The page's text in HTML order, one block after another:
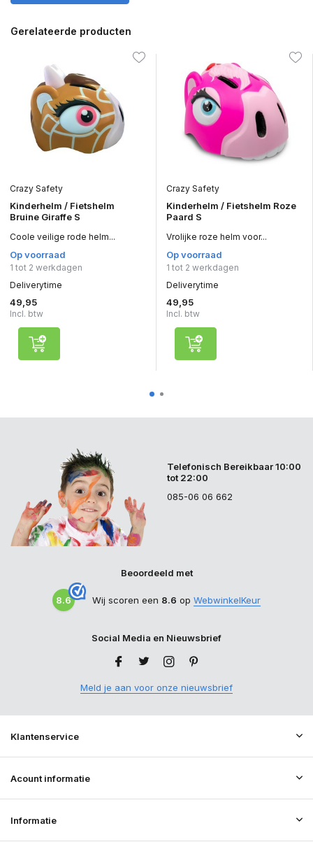
Gerelateerde producten
Crazy Safety
Kinderhelm / Fietshelm
Bruine Giraffe S
Coole veilige rode helm...
Op voorraad
1 tot 2 werkdagen
Deliverytime
49,95
Incl. btw
Crazy Safety
Kinderhelm / Fietshelm Roze
Paard S
Vrolijke roze helm voor...
Op voorraad
1 tot 2 werkdagen
Deliverytime
49,95
Incl. btw
Telefonisch Bereikbaar 10:00
tot 22:00
085-06 06 662
Beoordeeld met
8.6 Wij scoren een 8.6 op WebwinkelKeur
Social Media en Nieuwsbrief
Meld je aan voor onze nieuwsbrief
Klantenservice
Acount informatie
Informatie